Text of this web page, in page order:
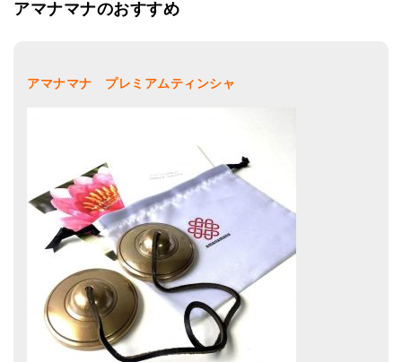
アマナマナのおすすめ
アマナマナ プレミアムティンシャ